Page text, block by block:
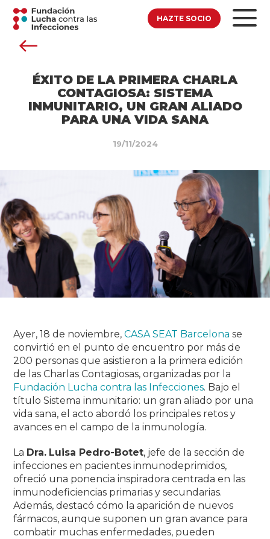
HAZTE SOCIO
ÉXITO DE LA PRIMERA CHARLA
CONTAGIOSA: SISTEMA
INMUNITARIO, UN GRAN ALIADO
PARA UNA VIDA SANA
19/11/2024
Ayer, 18 de noviembre,CASA SEAT Barcelona se
convirtió en el punto de encuentro por más de
200 personas que asistieron a la primera edición
de las Charlas Contagiosas, organizadas por la
Fundación Lucha contra las Infecciones. Bajo el
título Sistema inmunitario: un gran aliado por una
vida sana, el acto abordó los principales retos y
avances en el campo de la inmunología.
La Dra. Luisa Pedro-Botet, jefe de la sección de
infecciones en pacientes inmunodeprimidos,
ofreció una ponencia inspiradora centrada en las
inmunodeficiencias primarias y secundarias.
Además, destacó cómo la aparición de nuevos
fármacos, aunque suponen un gran avance para
combatir muchas enfermedades, pueden